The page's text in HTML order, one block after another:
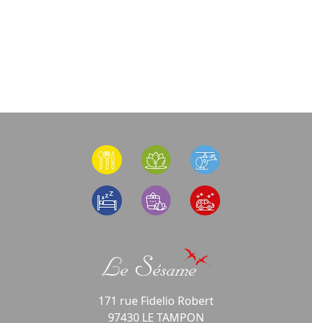
171 rue Fidelio Robert
97430 LE TAMPON